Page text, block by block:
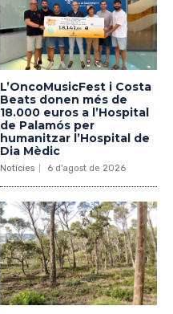
L’OncoMusicFest i Costa
Beats donen més de
18.000 euros a l’Hospital
de Palamós per
humanitzar l’Hospital de
Dia Mèdic
Notícies 6 d'agost de 2026